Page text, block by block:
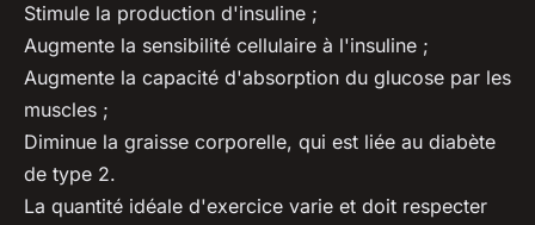
Stimule la production d'insuline ;
Augmente la sensibilité cellulaire à l'insuline ;
Augmente la capacité d'absorption du glucose par les
muscles ;
Diminue la graisse corporelle, qui est liée au diabète
de type 2.
La quantité idéale d'exercice varie et doit respecter